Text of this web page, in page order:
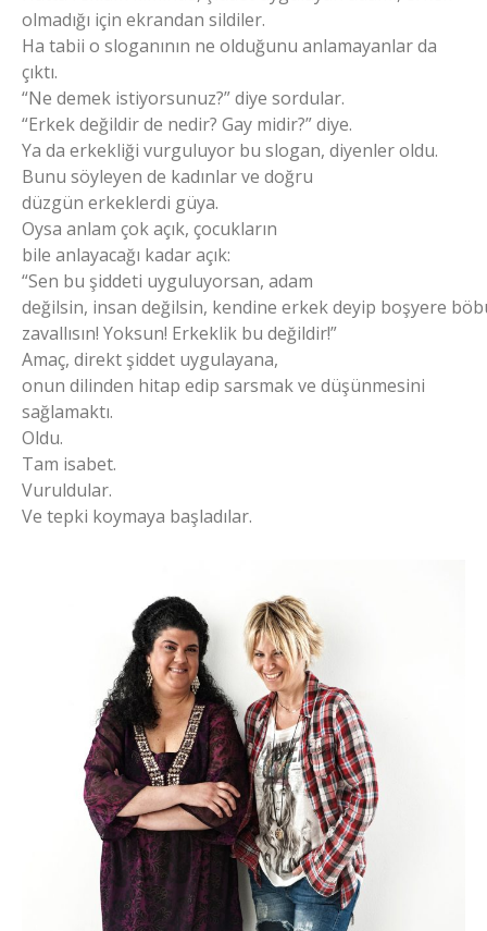
olmadığı için ekrandan sildiler.
Ha tabii o sloganının ne olduğunu anlamayanlar da
çıktı.
“Ne demek istiyorsunuz?” diye sordular.
“Erkek değildir de nedir? Gay midir?” diye.
Ya da erkekliği vurguluyor bu slogan, diyenler oldu.
Bunu söyleyen de kadınlar ve doğru
düzgün erkeklerdi güya.
Oysa anlam çok açık, çocukların
bile anlayacağı kadar açık:
“Sen bu şiddeti uyguluyorsan, adam
değilsin, insan değilsin, kendine erkek deyip boşyere
zavallısın! Yoksun! Erkeklik bu değildir!”
Amaç, direkt şiddet uygulayana,
onun dilinden hitap edip sarsmak ve düşünmesini
sağlamaktı.
Oldu.
Tam isabet.
Vuruldular.
Ve tepki koymaya başladılar.